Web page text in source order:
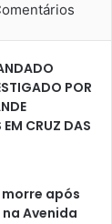
POR
CRUZ DAS
morre após
Avenida